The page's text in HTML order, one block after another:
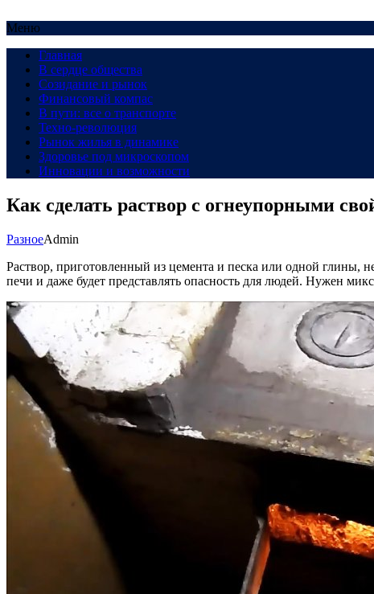
Меню
Главная
В сердце общества
Созидание и рынок
Финансовый компас
В пути: все о транспорте
Техно-революция
Рынок жилья в динамике
Здоровье под микроскопом
Инновации и возможности
Как сделать раствор с огнеупорными
РазноеAdmin
Раствор, приготовленный из цемента и песка или одной глины,
печи и даже будет представлять опасность для людей. Нужен